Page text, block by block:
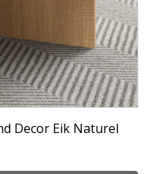
Decor Eik Naturel